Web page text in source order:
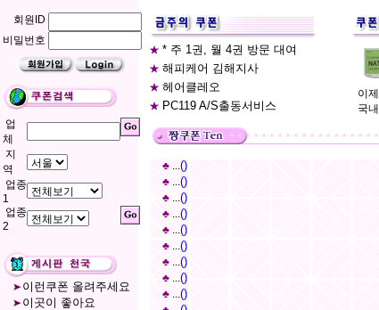
회원ID
비밀번호
업
체
지
역
업종
1
업종
2
이런쿠폰 올려주세요
이곳이 좋아요
★ * 주 1권, 월 4권 방문 대여
★ 해피케어 김해지사
★ 헤어클레오
★ PC119 A/S출동서비스
이
국
♣ ...()
♣ ...()
♣ ...()
♣ ...()
♣ ...()
♣ ...()
♣ ...()
♣ ...()
♣ ...()